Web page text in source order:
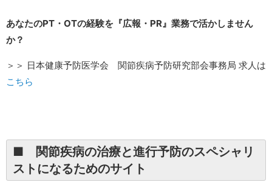
あなたのPT・OTの経験を『広報・PR』業務で活かしません
か？
＞＞ 日本健康予防医学会 関節疾病予防研究部会事務局 求人は
こちら
■ 関節疾病の治療と進行予防のスペシャリ
ストになるためのサイト